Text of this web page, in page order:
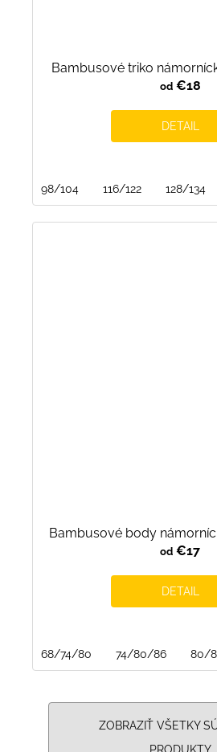
Bambusové triko
od€18
DETAIL
98/104 116/122 128/134
Bambusové body
od €17
DETAIL
68/74/80 74/80/86 80/
ZOBRAZIŤ VŠETKY